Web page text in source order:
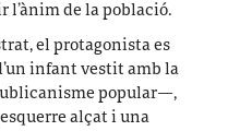
de la població.
el protagonista es
infant vestit amb la
popular—,
alçat i una